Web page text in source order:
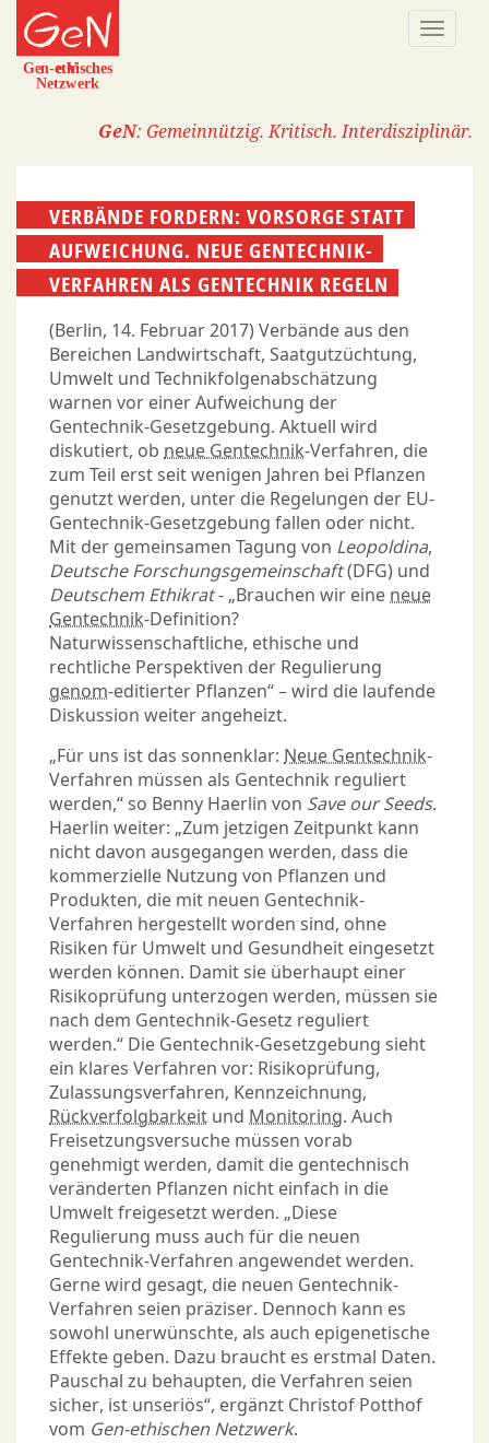
Direkt
zum
Inhalt
GeN: Gemeinnützig. Kritisch. Interdisziplinär.
VERBÄNDE FORDERN: VORSORGE STATT
AUFWEICHUNG. NEUE GENTECHNIK-
VERFAHREN ALS GENTECHNIK REGELN
(Berlin, 14. Februar 2017) Verbände aus den
Bereichen Landwirtschaft, Saatgutzüchtung,
Umwelt und Technikfolgenabschätzung
warnen vor einer Aufweichung der
Gentechnik-Gesetzgebung. Aktuell wird
diskutiert, ob neue Gentechnik-Verfahren, die
zum Teil erst seit wenigen Jahren bei Pflanzen
genutzt werden, unter die Regelungen der EU-
Gentechnik-Gesetzgebung fallen oder nicht.
Mit der gemeinsamen Tagung von Leopoldina,
Deutsche Forschungsgemeinschaft(DFG) und
Deutschem Ethikrat- „Brauchen wir eine neue
Gentechnik-Definition?
Naturwissenschaftliche, ethische und
rechtliche Perspektiven der Regulierung
genom-editierter Pflanzen“ – wird die laufende
Diskussion weiter angeheizt.
„Für uns ist das sonnenklar: Neue Gentechnik-
Verfahren müssen als Gentechnik reguliert
werden,“ so Benny Haerlin von Save our Seeds.
Haerlin weiter: „Zum jetzigen Zeitpunkt kann
nicht davon ausgegangen werden, dass die
kommerzielle Nutzung von Pflanzen und
Produkten, die mit neuen Gentechnik-
Verfahren hergestellt worden sind, ohne
Risiken für Umwelt und Gesundheit eingesetzt
werden können. Damit sie überhaupt einer
Risikoprüfung unterzogen werden, müssen sie
nach dem Gentechnik-Gesetz reguliert
werden.“ Die Gentechnik-Gesetzgebung sieht
ein klares Verfahren vor: Risikoprüfung,
Zulassungsverfahren, Kennzeichnung,
Rückverfolgbarkeit und Monitoring. Auch
Freisetzungsversuche müssen vorab
genehmigt werden, damit die gentechnisch
veränderten Pflanzen nicht einfach in die
Umwelt freigesetzt werden. „Diese
Regulierung muss auch für die neuen
Gentechnik-Verfahren angewendet werden.
Gerne wird gesagt, die neuen Gentechnik-
Verfahren seien präziser. Dennoch kann es
sowohl unerwünschte, als auch epigenetische
Effekte geben. Dazu braucht es erstmal Daten.
Pauschal zu behaupten, die Verfahren seien
sicher, ist unseriös“, ergänzt Christof Potthof
vom Gen-ethischen Netzwerk.